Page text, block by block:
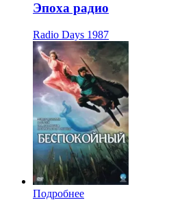
Эпоха радио
Radio Days 1987
Подробнее